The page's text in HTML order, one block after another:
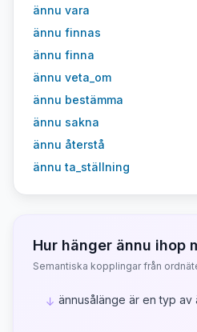
ännu vara
ännu finnas
ännu finna
ännu veta_om
ännu bestämma
ännu sakna
ännu återstå
ännu ta_ställning
Hur hänger ännu ihop
Semantiska kopplingar från
↓ ännusålänge är en typ av